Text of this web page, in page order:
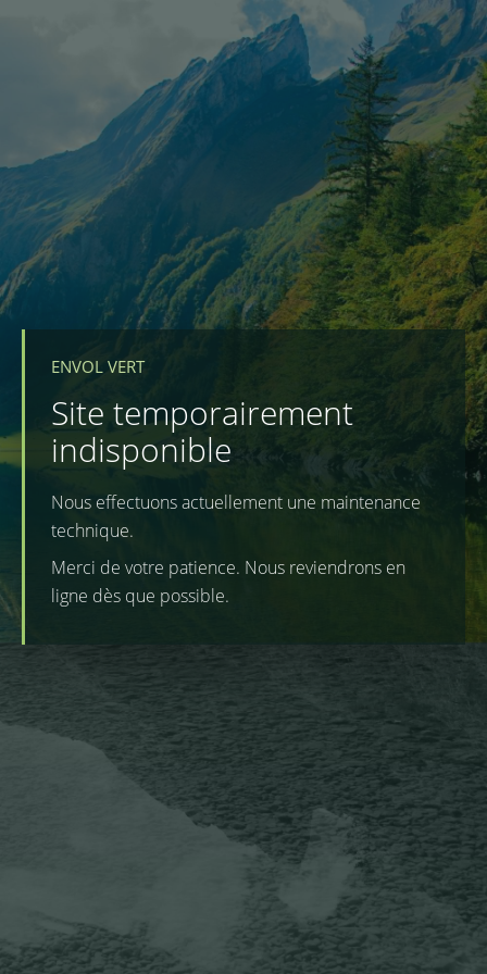
ENVOL VERT
Site temporairement
indisponible
Nous effectuons actuellement une maintenance
technique.
Merci de votre patience. Nous reviendrons en
ligne dès que possible.